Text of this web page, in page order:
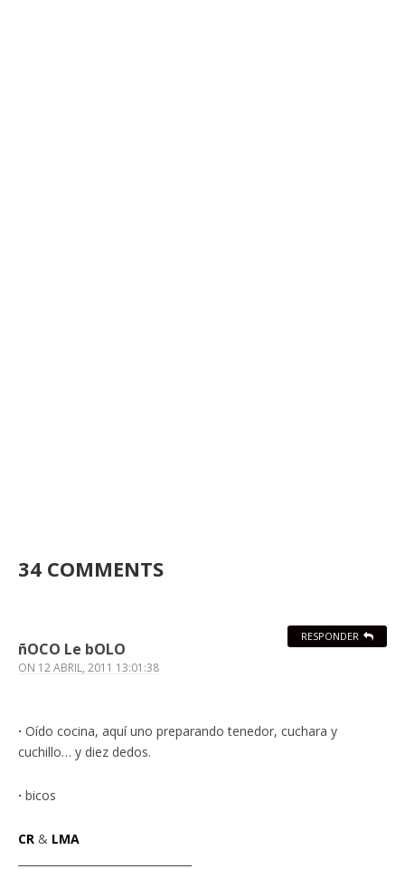
34 COMMENTS
ñOCO Le bOLO
ON 12 ABRIL, 2011 13:01:38
· Oído cocina, aquí uno preparando tenedor, cuchara y
cuchillo… y diez dedos.
· bicos
CR & LMA
RESPONDER